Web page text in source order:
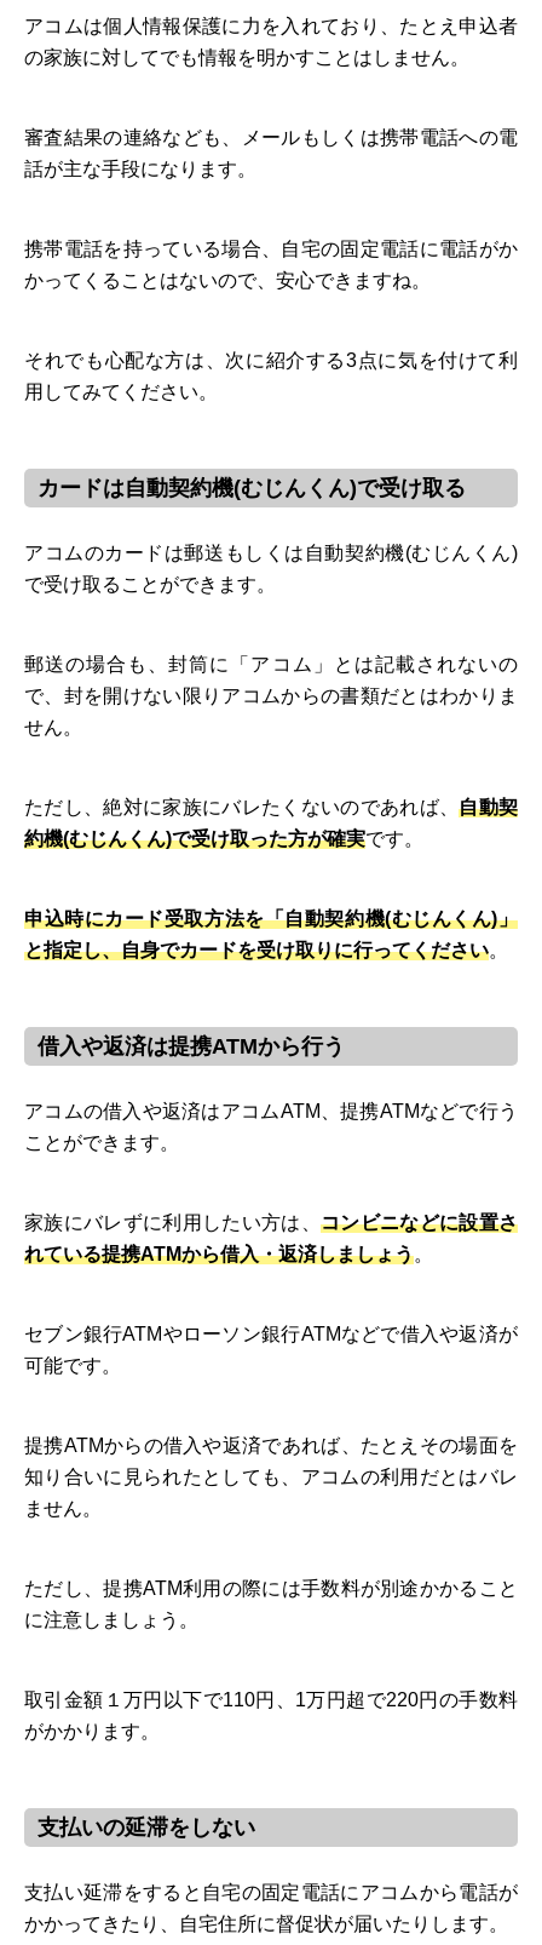
アコムは個人情報保護に力を入れており、たとえ申込者
の家族に対してでも情報を明かすことはしません。
審査結果の連絡なども、メールもしくは携帯電話への電
話が主な手段になります。
携帯電話を持っている場合、自宅の固定電話に電話がか
かってくることはないので、安心できますね。
それでも心配な方は、次に紹介する3点に気を付けて利
用してみてください。
カードは自動契約機(むじんくん)で受け取る
アコムのカードは郵送もしくは自動契約機(むじんくん)
で受け取ることができます。
郵送の場合も、封筒に「アコム」とは記載されないの
で、封を開けない限りアコムからの書類だとはわかりま
せん。
ただし、絶対に家族にバレたくないのであれば、自動契
約機(むじんくん)で受け取った方が確実です。
申込時にカード受取方法を「自動契約機(むじんくん)」
と指定し、自身でカードを受け取りに行ってください。
借入や返済は提携ATMから行う
アコムの借入や返済はアコムATM、提携ATMなどで行う
ことができます。
家族にバレずに利用したい方は、 コンビニなどに設置さ
れている提携ATMから借入・返済しましょう。
セブン銀行ATMやローソン銀行ATMなどで借入や返済が
可能です。
提携ATMからの借入や返済であれば、たとえその場面を
知り合いに見られたとしても、アコムの利用だとはバレ
ません。
ただし、提携ATM利用の際には手数料が別途かかること
に注意しましょう。
取引金額１万円以下で110円、1万円超で220円の手数料
がかかります。
支払いの延滞をしない
支払い延滞をすると自宅の固定電話にアコムから電話が
かかってきたり、自宅住所に督促状が届いたりします。